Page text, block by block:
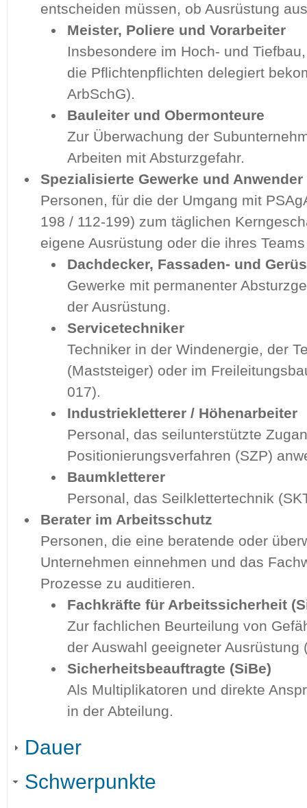
entscheiden müssen, ob Ausrüstung
Meister, Poliere und Vorarbeiter
Insbesondere im Hoch- und
die Pflichtenpflichten delegiert
ArbSchG).
Bauleiter und Obermonteure
Zur Überwachung der
Arbeiten mit Absturzgefahr.
Spezialisierte Gewerke und Anwender
Personen, für die der Umgang mit
198 / 112-199) zum täglichen
eigene Ausrüstung oder die ihres
Dachdecker, Fassaden- und
Gewerke mit permanenter
der Ausrüstung.
Servicetechniker
Techniker in der Windenergie, der
(Maststeiger) oder im
017).
Industriekletterer / Höhenarbeiter
Personal, das seilunterstützte
Positionierungsverfahren (SZP)
Baumkletterer
Personal, das Seilklettertechnik
Berater im Arbeitsschutz
Personen, die eine beratende oder
Unternehmen einnehmen und das
Prozesse zu auditieren.
Fachkräfte für Arbeitssicherheit
Zur fachlichen Beurteilung von
der Auswahl geeigneter Ausrüstung
Sicherheitsbeauftragte (SiBe)
Als Multiplikatoren und direkte
in der Abteilung.
Dauer
Schwerpunkte